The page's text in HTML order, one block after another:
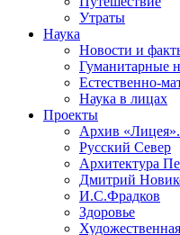
Утраты
Наука
Новости и
Гуманитарные
Естественно-
Наука в лицах
Проекты
Архив
Русский Север
Архитектура
Дмитрий
И.С.Фрадков
Здоровье